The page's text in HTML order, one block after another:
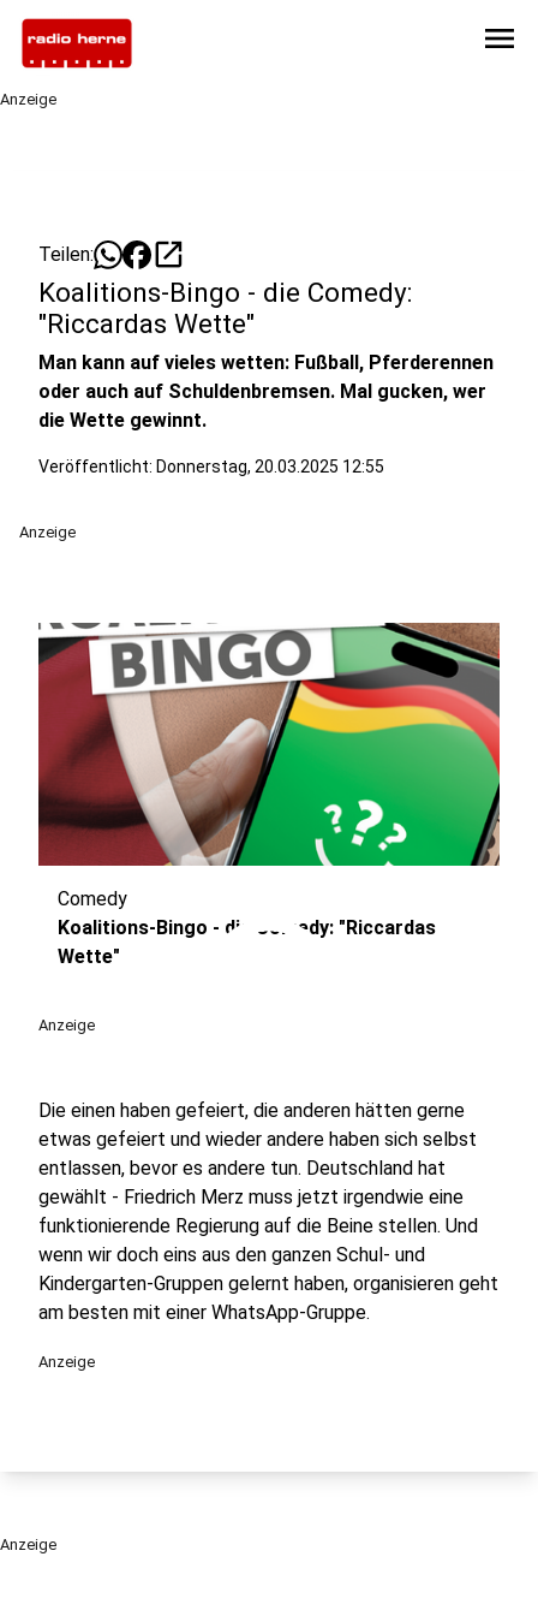
menu
Anzeige
Teilen: open_in_new
Koalitions-Bingo - die Comedy:
"Riccardas Wette"
Man kann auf vieles wetten: Fußball, Pferderennen
oder auch auf Schuldenbremsen. Mal gucken, wer
die Wette gewinnt.
Veröffentlicht: Donnerstag, 20.03.2025 12:55
Anzeige
play_circle
Comedy
Koalitions-Bingo - die Comedy: "Riccardas
Wette"
Anzeige
Die einen haben gefeiert, die anderen hätten gerne
etwas gefeiert und wieder andere haben sich selbst
entlassen, bevor es andere tun. Deutschland hat
gewählt - Friedrich Merz muss jetzt irgendwie eine
funktionierende Regierung auf die Beine stellen. Und
wenn wir doch eins aus den ganzen Schul- und
Kindergarten-Gruppen gelernt haben, organisieren geht
am besten mit einer WhatsApp-Gruppe.
Anzeige
Anzeige